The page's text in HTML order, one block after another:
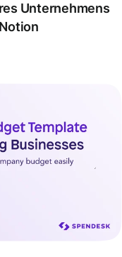
Unternehmens